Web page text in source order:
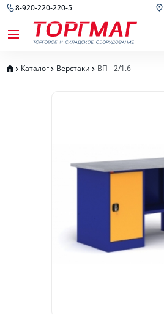
8-920-220-220-5
Каталог Верстаки ВП - 2/1.6